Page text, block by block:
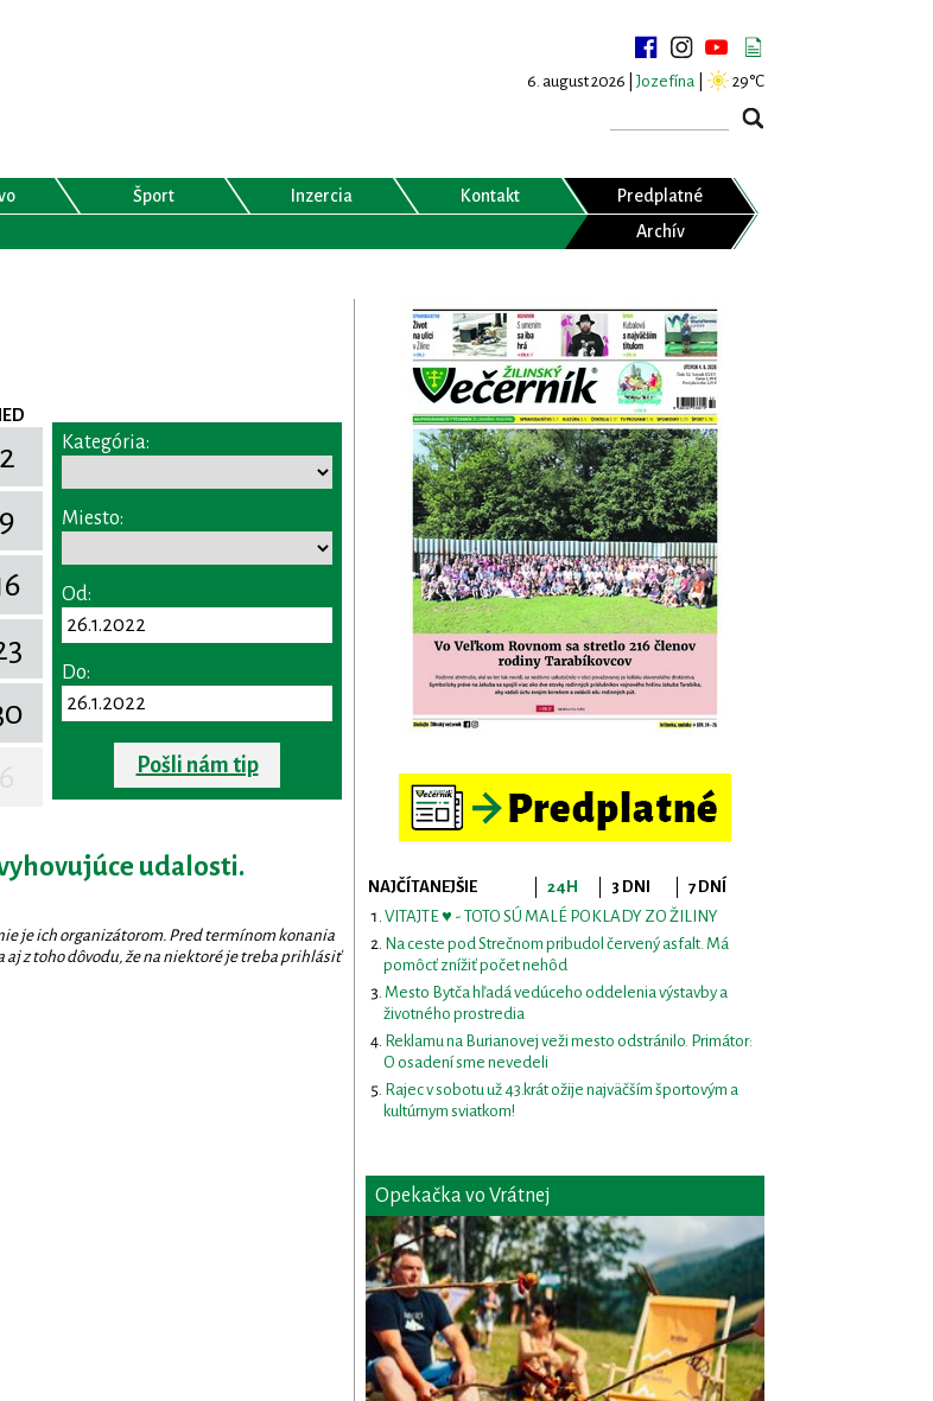
6. august 2026 | Jozefína 29°C
Šport Inzercia Kontakt
Predplatné
Archív
2
9
Kategória:
Miesto:
Od:
Do:
Pošli nám tip
udalosti.
je ich organizátorom. Pred termínom konania
z toho dôvodu, že na niektoré je treba prihlásiť
NAJČÍTANEJŠIE 24H 3 DNI
7 DNÍ
VITAJTE ♥ - TOTO SÚ MALÉ POKLADY ZO ŽILINY
Na ceste pod Strečnom pribudol červený asfalt. Má
pomôcť znížiť počet nehôd
Mesto Bytča hľadá vedúceho oddelenia výstavby a
životného prostredia
Reklamu na Burianovej veži mesto odstránilo. Primátor:
O osadení sme nevedeli
Rajec v sobotu už 43.krát ožije najväčším športovým a
kultúrnym sviatkom!
Opekačka vo Vrátnej